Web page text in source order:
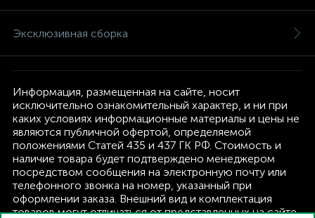
Эксклюзивная сборка
Информация, размещенная на сайте, носит
исключительно ознакомительный характер, и ни при
каких условиях информационные материалы и цены не
являются публичной офертой, определяемой
положениями Статей 435 и 437 ГК РФ. Стоимость и
наличие товара будет подтверждено менеджером
посредством сообщения на электронную почту или
телефонного звонка на номер, указанный при
оформлении заказа. Внешний вид и комплектация
товаров могут отличаться от представленных на сайте.